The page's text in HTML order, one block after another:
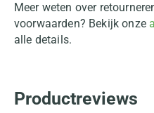
Meer weten over
voorwaarden? Bekijk onze
alle details.
Productreviews